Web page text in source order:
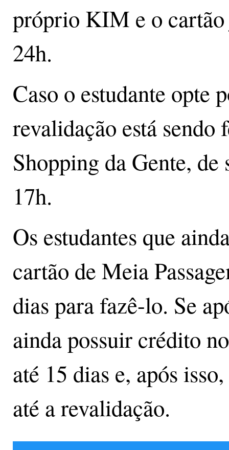
próprio KIM e o cartão
24h.
Caso o estudante opte
revalidação está sendo
Shopping da Gente, de
17h.
Os estudantes que
cartão de Meia
dias para fazê-lo. Se
ainda possuir crédito
até 15 dias e, após
até a revalidação.